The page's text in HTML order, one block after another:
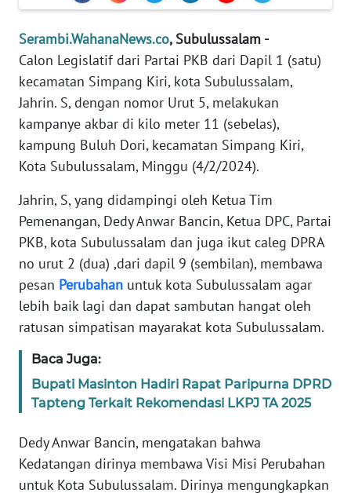
Serambi.WahanaNews.co, Subulussalam -
Calon Legislatif dari Partai PKB dari Dapil 1 (satu)
kecamatan Simpang Kiri, kota Subulussalam,
Jahrin. S, dengan nomor Urut 5, melakukan
kampanye akbar di kilo meter 11 (sebelas),
kampung Buluh Dori, kecamatan Simpang Kiri,
Kota Subulussalam, Minggu (4/2/2024).
Jahrin, S, yang didampingi oleh Ketua Tim
Pemenangan, Dedy Anwar Bancin, Ketua DPC, Partai
PKB, kota Subulussalam dan juga ikut caleg DPRA
no urut 2 (dua) ,dari dapil 9 (sembilan), membawa
pesan Perubahan untuk kota Subulussalam agar
lebih baik lagi dan dapat sambutan hangat oleh
ratusan simpatisan mayarakat kota Subulussalam.
Baca Juga:
Bupati Masinton Hadiri Rapat Paripurna DPRD
Tapteng Terkait Rekomendasi LKPJ TA 2025
Dedy Anwar Bancin, mengatakan bahwa
Kedatangan dirinya membawa Visi Misi Perubahan
untuk Kota Subulussalam. Dirinya mengungkapkan
REDAKSI
KARIR
DISCLAIMER
News
Regional
SUMUT
WN
JAKARTA
JABAR
BANTEN
WN